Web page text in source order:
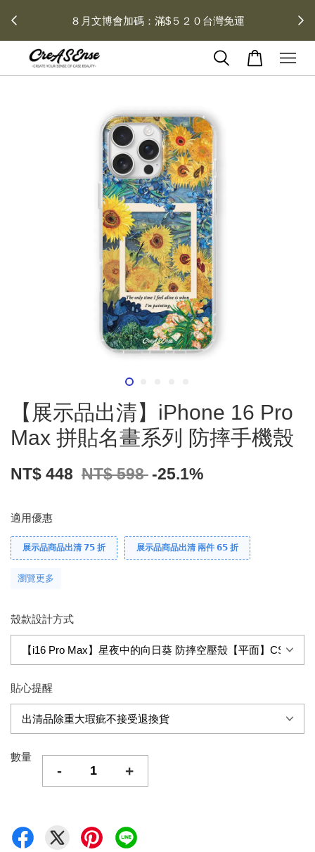
會員登入 領劵享折扣 去領劵
【展示品出清】iPhone 16 Pro
Max 拼貼名畫系列 防摔手機殼
NT$ 448 NT$ 598 -25.1%
適用優惠
展示品商品出清 𝟳𝟱 折 展示品商品出清 兩件 𝟲𝟱 折
瀏覽更多
殼款設計方式
貼心提醒
數量
- +